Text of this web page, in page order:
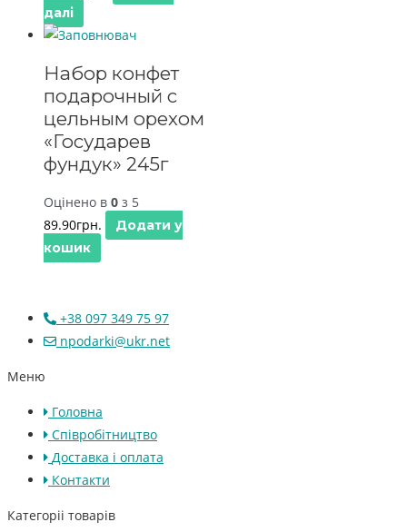
далі
Набор конфет
подарочный с
цельным орехом
«Государев
фундук» 245г
Оцінено в 0 з 5
89.90грн.
Додати у
кошик
+38 097 349 75 97
npodarki@ukr.net
Меню
Головна
Співробітництво
Доставка і оплата
Контакти
Категоріі товарів